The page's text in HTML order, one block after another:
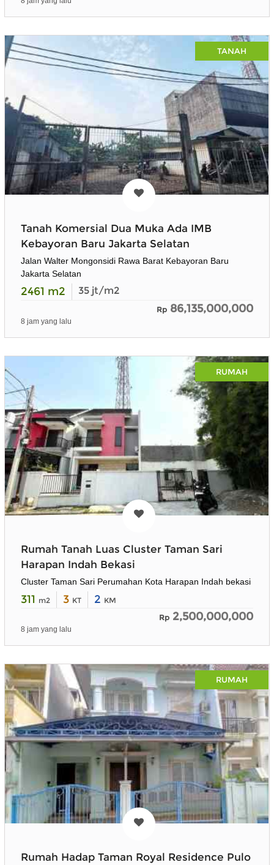
TANAH
Tanah Komersial Dua Muka Ada IMB
Kebayoran Baru Jakarta Selatan
Jalan Walter Mongonsidi Rawa Barat Kebayoran Baru
Jakarta Selatan
2461 m2 35 jt/m2
Rp 86,135,000,000
8 jam yang lalu
RUMAH
Rumah Tanah Luas Cluster Taman Sari
Harapan Indah Bekasi
Cluster Taman Sari Perumahan Kota Harapan Indah bekasi
311 m2 3 KT 2 KM
Rp 2,500,000,000
8 jam yang lalu
RUMAH
Rumah Hadap Taman Royal Residence Pulo